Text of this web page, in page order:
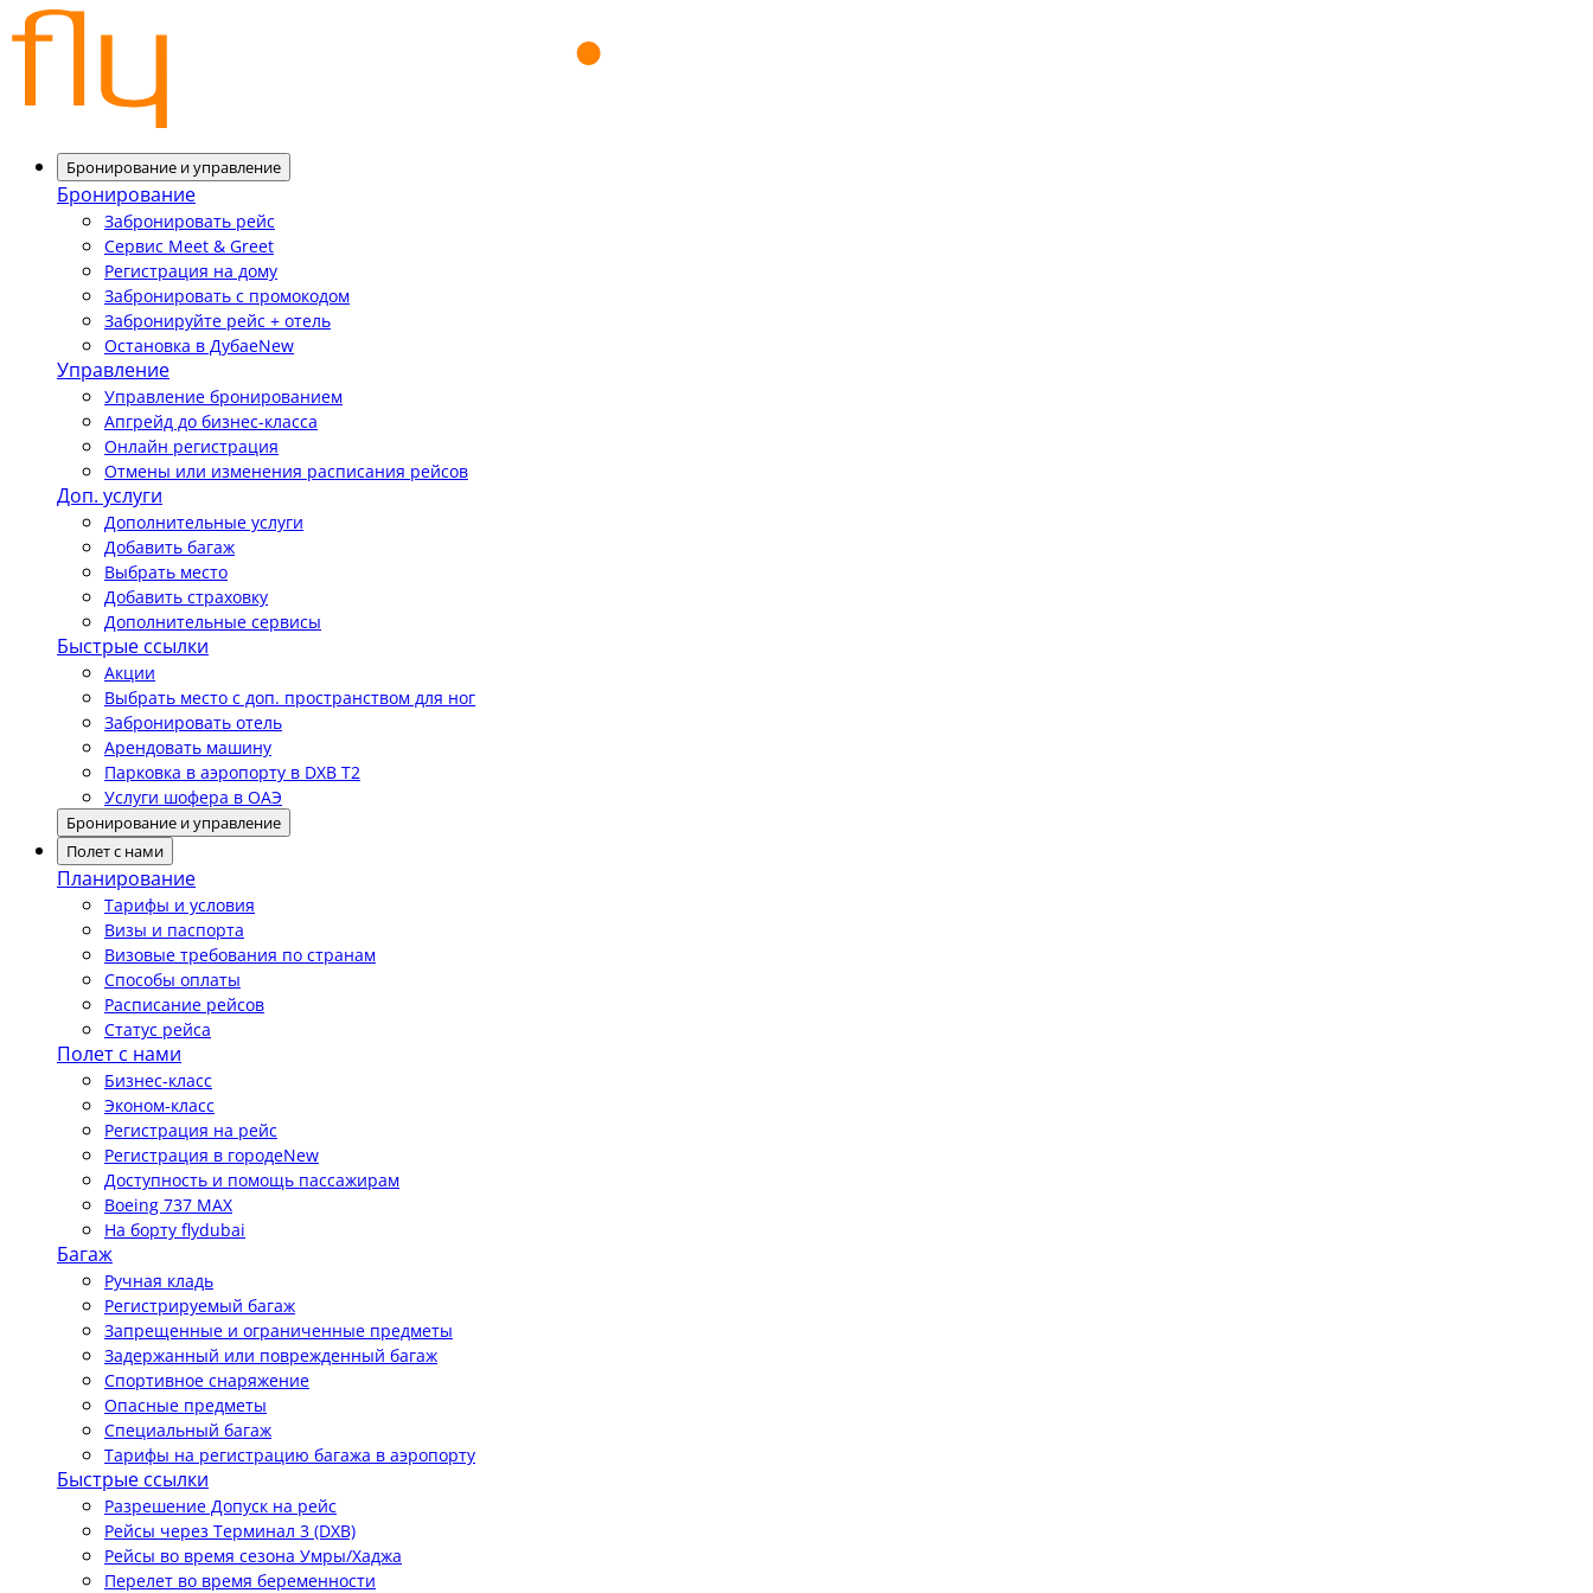
Бронирование и управление
Бронирование
Забронировать рейс
Сервис Meet & Greet
Регистрация на дому
Забронировать с промокодом
Забронируйте рейс + отель
Остановка в ДубаеNew
Управление
Управление бронированием
Апгрейд до бизнес-класса
Онлайн регистрация
Отмены или изменения расписания рейсов
Доп. услуги
Дополнительные услуги
Добавить багаж
Выбрать место
Добавить страховку
Дополнительные сервисы
Быстрые ссылки
Акции
Выбрать место с доп. пространством для ног
Забронировать отель
Арендовать машину
Парковка в аэропорту в DXB T2
Услуги шофера в ОАЭ
Бронирование и управление
Полет с нами
Планирование
Тарифы и условия
Визы и паспорта
Визовые требования по странам
Способы оплаты
Расписание рейсов
Статус рейса
Полет с нами
Бизнес-класс
Эконом-класс
Регистрация на рейс
Регистрация в городеNew
Доступность и помощь пассажирам
Boeing 737 MAX
На борту flydubai
Багаж
Ручная кладь
Регистрируемый багаж
Запрещенные и ограниченные предметы
Задержанный или поврежденный багаж
Спортивное снаряжение
Опасные предметы
Специальный багаж
Тарифы на регистрацию багажа в аэропорту
Быстрые ссылки
Разрешение Допуск на рейс
Рейсы через Терминал 3 (DXB)
Рейсы во время сезона Умры/Хаджа
Перелет во время беременности